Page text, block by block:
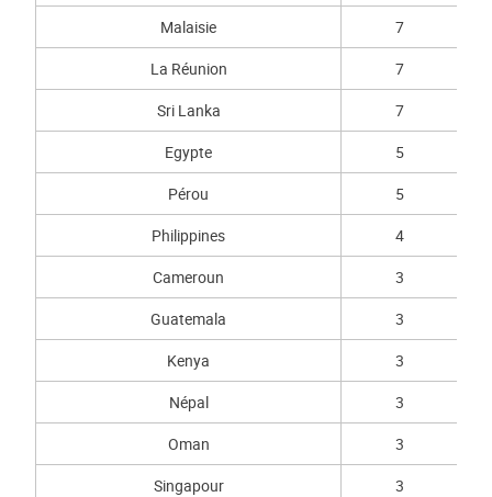
Malaisie
7
La Réunion
7
Sri Lanka
7
Egypte
5
Pérou
5
Philippines
4
Cameroun
3
Guatemala
3
Kenya
3
Népal
3
Oman
3
Singapour
3